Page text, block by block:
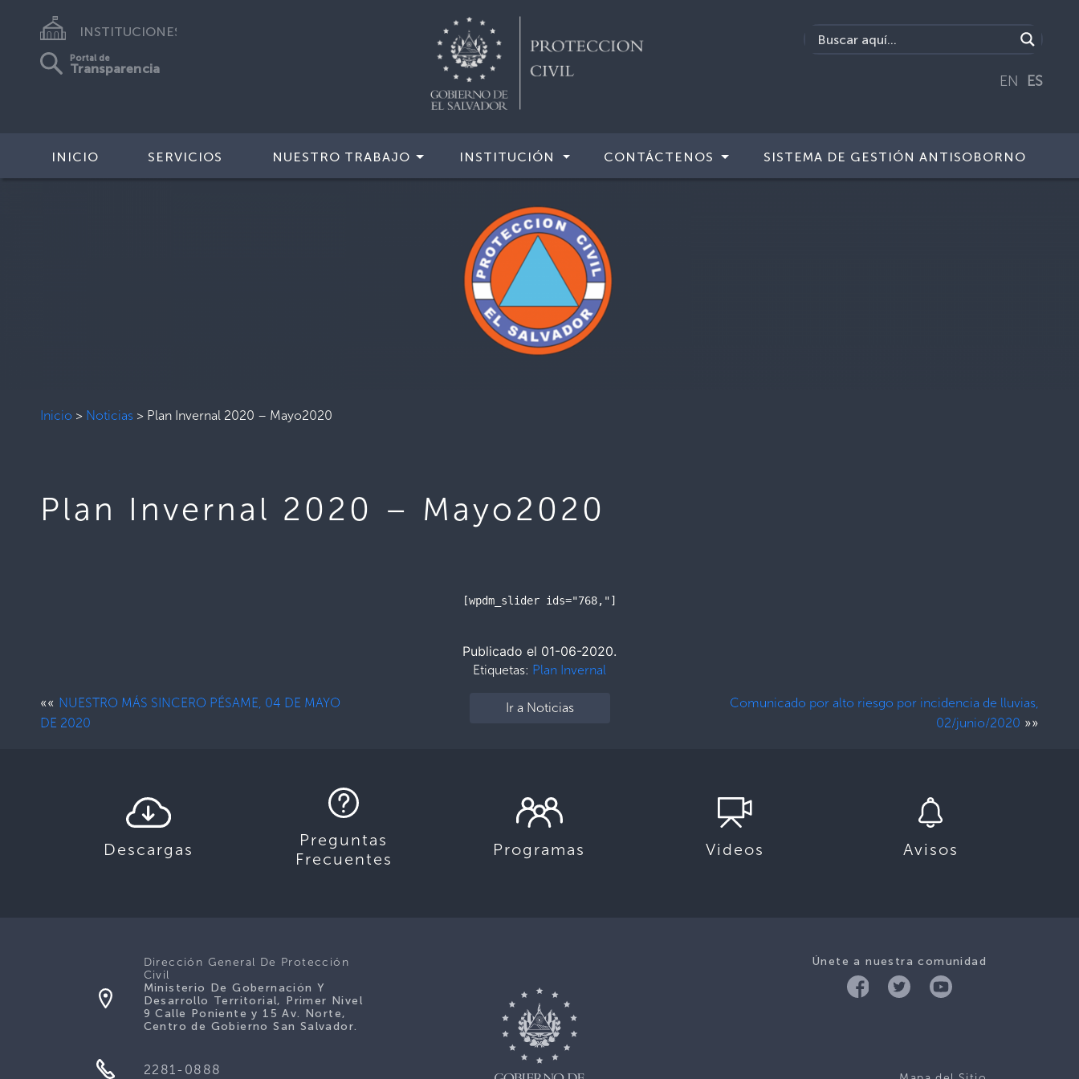
INSTITUCIONES
Portal de
Transparencia
EN ES
INICIO SERVICIOS NUESTRO TRABAJO INSTITUCIÓN CONTÁCTENOS SISTEMA DE GESTIÓN ANTISOBORNO
Inicio > Noticias > Plan Invernal 2020 – Mayo2020
Plan Invernal 2020 – Mayo2020
[wpdm_slider ids="768,"]
Publicado el 01-06-2020.
Etiquetas: Plan Invernal
«« NUESTRO MÁS SINCERO PÉSAME, 04 DE MAYO
DE 2020
Ir a Noticias
Comunicado por alto riesgo por incidencia de lluvias,
02/junio/2020 »»
Descargas
Preguntas
Frecuentes
Programas Videos Avisos
Únete a nuestra comunidad
Dirección General De Protección
Civil
Ministerio De Gobernación Y
Desarrollo Territorial, Primer Nivel
9 Calle Poniente y 15 Av. Norte,
Centro de Gobierno San Salvador.
2281-0888